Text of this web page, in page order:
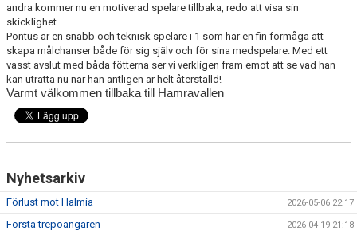
KONTAKT
andra kommer nu en motiverad spelare tillbaka, redo att visa sin
skicklighet.
Pontus är en snabb och teknisk spelare i 1 som har en fin förmåga att
skapa målchanser både för sig själv och för sina medspelare. Med ett
vasst avslut med båda fötterna ser vi verkligen fram emot att se vad han
kan uträtta nu när han äntligen är helt återställd!
Varmt välkommen tillbaka till Hamravallen
Nyhetsarkiv
Förlust mot Halmia 2026-05-06 22:17
Första trepoängaren 2026-04-19 21:18